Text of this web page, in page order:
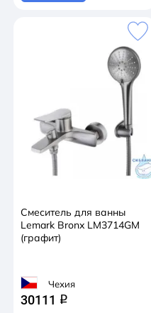
Смеситель для ванны
Lemark Bronx LM3714GM
(графит)
Чехия
30111 q